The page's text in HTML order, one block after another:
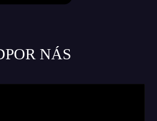
NÁS